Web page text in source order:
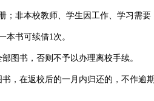
非本校教师、学生因工作、学习需要
书可续借1次。
书，否则不予以办理离校手续。
在返校后的一月内归还的，不作逾期